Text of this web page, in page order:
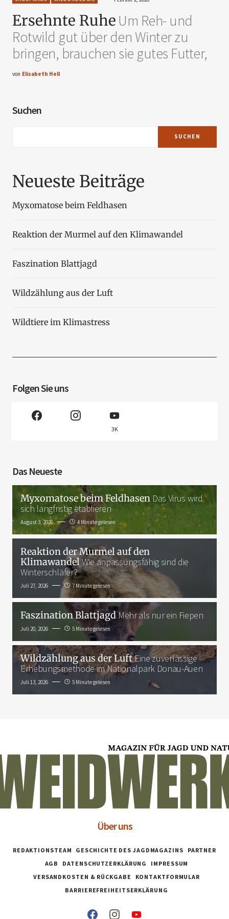
Ersehnte RuheUm Reh- und
Rotwild gut über den Winter zu
bringen, brauchen sie gutes Futter,
von Elisabeth Hell
Suchen
SUCHEN
Neueste Beiträge
Myxomatose beim Feldhasen
Reaktion der Murmel auf den Klimawandel
Faszination Blattjagd
Wildzählung aus der Luft
Wildtiere im Klimastress
Folgen Sie uns
3K
Das Neueste
Myxomatose beim Feldhasen Das Virus wird
sich langfristig etablieren
August 3, 2026 4 Minute gelesen
Reaktion der Murmel auf den
KlimawandelWie anpassungsfähig sind die
Winterschläfer?
Juli 27, 2026 7 Minute gelesen
Faszination BlattjagdMehr als nur ein Fiepen
Juli 20, 2026 5 Minute gelesen
Wildzählung aus der LuftEine zuverlässige
Erhebungsmethode im Nationalpark Donau-Auen
Juli 13, 2026 5 Minute gelesen
Über uns
REDAKTIONSTEAM GESCHICHTE DES JAGDMAGAZINS
PARTNER
AGB
DATENSCHUTZERKLÄRUNG
IMPRESSUM
VERSANDKOSTEN & RÜCKGABE
KONTAKTFORMULAR
BARRIEREFREIHEITSERKLÄRUNG